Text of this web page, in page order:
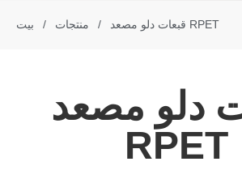
بيت / منتجات / قبعات دلو مصعد RPET
دلو مصعد
RPET